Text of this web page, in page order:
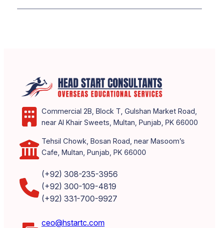
Commercial 2B, Block T, Gulshan Market Road,
near Al Khair Sweets, Multan, Punjab, PK 66000
Tehsil Chowk, Bosan Road, near Masoom’s
Cafe, Multan, Punjab, PK 66000
(+92) 308-235-3956
(+92) 300-109-4819
(+92) 331-700-9927
ceo@hstartc.com